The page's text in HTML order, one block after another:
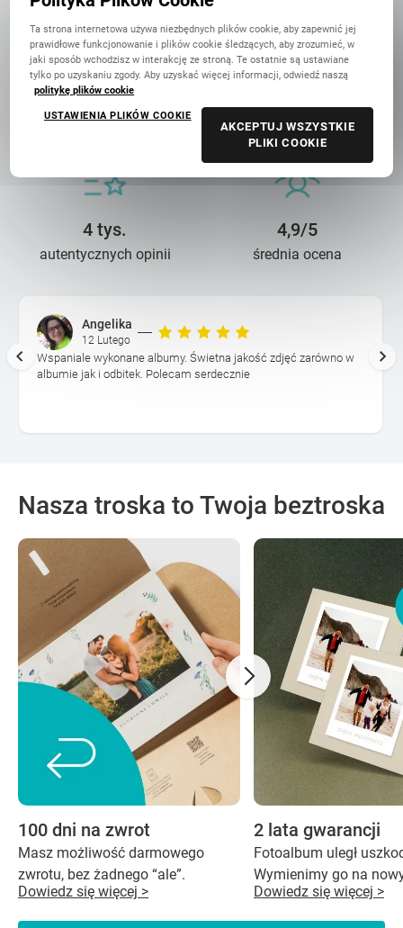
14 lat troski
o wasze wspomnienia wydrukowanych zdjęć
4 tys.
autentycznych opinii
4,9/5
średnia ocena
Angelika
12 Lutego
Wspaniale wykonane albumy. Świetna jakość zdjęć zarówno w
albumie jak i odbitek. Polecam serdecznie
Nasza troska to Twoja beztroska
100 dni na zwrot
Masz możliwość darmowego
zwrotu, bez żadnego “ale”.
Dowiedz się więcej >
2 lata gwarancji
Fotoalbum uległ
Wymienimy go na
Dowiedz się więcej >
Ta strona internetowa używa niezbędnych plików cookie, aby zapewnić jej
prawidłowe funkcjonowanie i plików cookie śledzących, aby zrozumieć, w
jaki sposób wchodzisz w interakcję ze stroną. Te ostatnie są ustawiane
tylko po uzyskaniu zgody. Aby uzyskać więcej informacji, odwiedź naszą
politykę plików cookie
USTAWIENIA PLIKÓW COOKIE
AKCEPTUJ WSZYSTKIE
PLIKI COOKIE